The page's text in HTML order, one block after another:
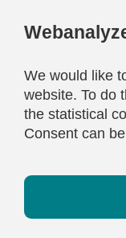
We would like
website. To do
the statistical
Consent can